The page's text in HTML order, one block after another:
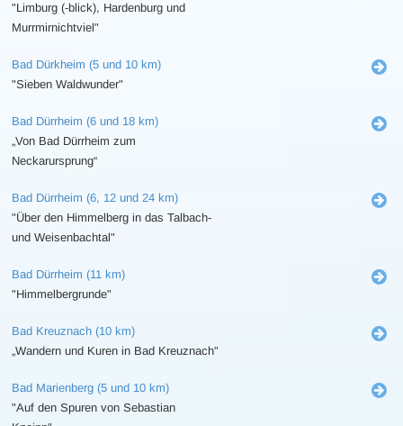
"Limburg (-blick), Hardenburg und
Murrmirnichtviel"
Bad Dürkheim (5 und 10 km)
"Sieben Waldwunder"
Bad Dürrheim (6 und 18 km)
„Von Bad Dürrheim zum
Neckarursprung“
Bad Dürrheim (6, 12 und 24 km)
"Über den Himmelberg in das Talbach-
und Weisenbachtal"
Bad Dürrheim (11 km)
"Himmelbergrunde"
Bad Kreuznach (10 km)
„Wandern und Kuren in Bad Kreuznach"
Bad Marienberg (5 und 10 km)
"Auf den Spuren von Sebastian